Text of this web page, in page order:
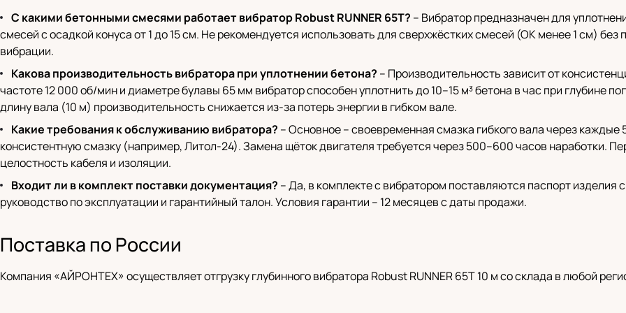
С какими бетонными смесями работает вибратор Robust RUNNER 65T? – Вибратор предназначен для
смесей с осадкой конуса от 1 до 15 см. Не рекомендуется использовать для сверхжёстких смесей (ОК менее 1 см)
вибрации.
Какова производительность вибратора при уплотнении бетона? – Производительность зависит от
частоте 12 000 об/мин и диаметре булавы 65 мм вибратор способен уплотнить до 10–15 м³ бетона в час при глубине
длину вала (10 м) производительность снижается из-за потерь энергии в гибком вале.
Какие требования к обслуживанию вибратора? – Основное – своевременная смазка гибкого вала через каждые
консистентную смазку (например, Литол-24). Замена щёток двигателя требуется через 500–600 часов наработки.
целостность кабеля и изоляции.
Входит ли в комплект поставки документация? – Да, в комплекте с вибратором поставляются паспорт изделия
руководство по эксплуатации и гарантийный талон. Условия гарантии – 12 месяцев с даты продажи.
Поставка по России
Компания «АЙРОНТЕХ» осуществляет отгрузку глубинного вибратора Robust RUNNER 65T 10 м со склада в любой